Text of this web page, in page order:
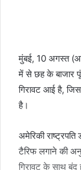
मुंबई, 10 अगस्त
में से छह के बाजार
गिरावट आई है,
है।
अमेरिकी राष्ट्रपति
टैरिफ लगाने की
गिरावट के साथ